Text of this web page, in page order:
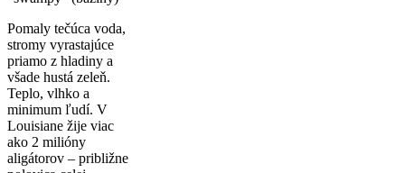
Pomaly tečúca voda,
stromy vyrastajúce
priamo z hladiny a
všade hustá zeleň.
Teplo, vlhko a
minimum ľudí. V
Louisiane žije viac
ako 2 milióny
aligátorov – približne